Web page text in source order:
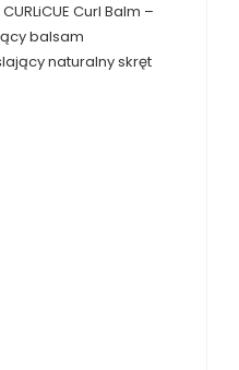
CURLiCUE Curl Balm –
balsam
naturalny skręt